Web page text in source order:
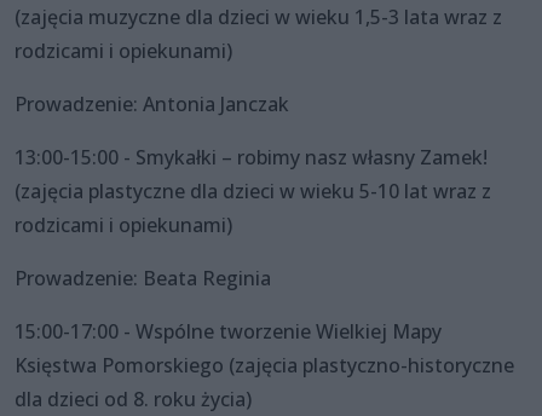
(zajęcia muzyczne dla dzieci w wieku 1,5-3 lata wraz z
rodzicami i opiekunami)
Prowadzenie: Antonia Janczak
13:00-15:00 - Smykałki – robimy nasz własny Zamek!
(zajęcia plastyczne dla dzieci w wieku 5-10 lat wraz z
rodzicami i opiekunami)
Prowadzenie: Beata Reginia
15:00-17:00 - Wspólne tworzenie Wielkiej Mapy
Księstwa Pomorskiego (zajęcia plastyczno-historyczne
dla dzieci od 8. roku życia)